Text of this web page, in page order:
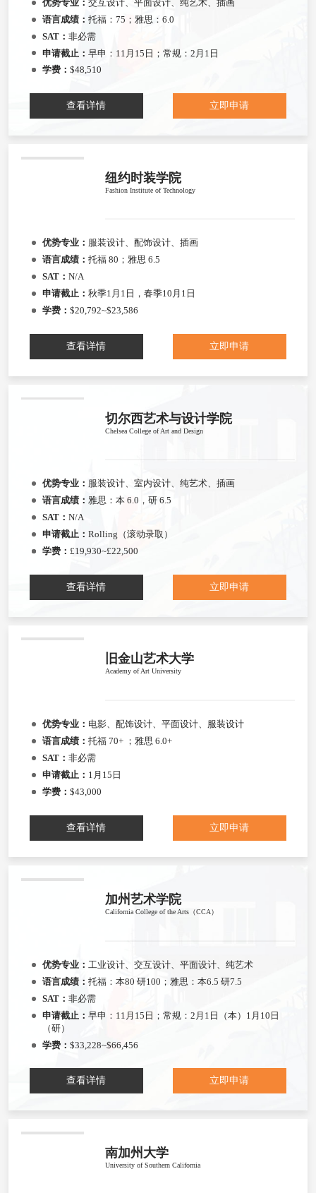
优势专业： 交互设计、平面设计、纯艺术、插画
语言成绩： 托福：75；雅思：6.0
SAT： 非必需
申请截止： 早申：11月15日；常规：2月1日
学费： $48,510
查看详情 立即申请
纽约时装学院
Fashion Institute of Technology
优势专业： 服装设计、配饰设计、插画
语言成绩： 托福 80；雅思 6.5
SAT： N/A
申请截止： 秋季1月1日，春季10月1日
学费： $20,792~$23,586
查看详情 立即申请
切尔西艺术与设计学院
Chelsea College of Art and Design
优势专业： 服装设计、室内设计、纯艺术、插画
语言成绩： 雅思：本 6.0，研 6.5
SAT： N/A
申请截止： Rolling（滚动录取）
学费： £19,930~£22,500
查看详情 立即申请
旧金山艺术大学
Academy of Art University
优势专业： 电影、配饰设计、平面设计、服装设计
语言成绩： 托福 70+ ；雅思 6.0+
SAT： 非必需
申请截止： 1月15日
学费： $43,000
查看详情 立即申请
加州艺术学院
California College of the Arts（CCA）
优势专业： 工业设计、交互设计、平面设计、纯艺术
语言成绩： 托福：本80 研100；雅思：本6.5 研7.5
SAT： 非必需
申请截止： 早申：11月15日；常规：2月1日（本）1月10日
（研）
学费： $33,228~$66,456
查看详情 立即申请
南加州大学
University of Southern California